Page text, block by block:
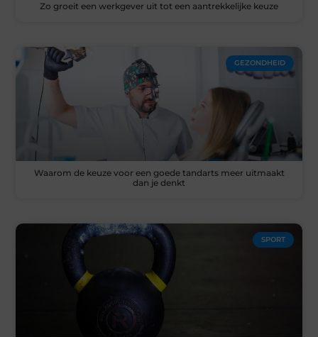
Zo groeit een werkgever uit tot een aantrekkelijke keuze
GEZONDHEID
Waarom de keuze voor een goede tandarts meer uitmaakt
dan je denkt
SPORT